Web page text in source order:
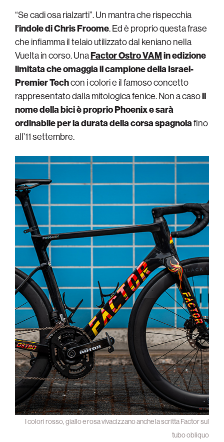
“Se cadi osa rialzarti”. Un mantra che rispecchia
l’indole di Chris Froome. Ed è proprio questa frase
che infiamma il telaio utilizzato dal keniano nella
Vuelta in corso. UnaFactor Ostro VAMin edizione
limitata che omaggia il campione della Israel-
Premier Techcon i colori e il famoso concetto
rappresentato dalla mitologica fenice. Non a casoil
nome della bici è proprioPhoenix e sarà
ordinabile per la durata della corsa spagnolafino
all’11 settembre.
I colori rosso, giallo e rosa vivacizzano anche la scritta Factor sul
tubo obliquo